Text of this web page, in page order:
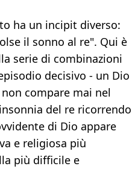
ha un incipit diverso:
il sonno al re". Qui è
serie di combinazioni
decisivo - un Dio
compare mai nel
del re ricorrendo
di Dio appare
e religiosa più
più difficile e